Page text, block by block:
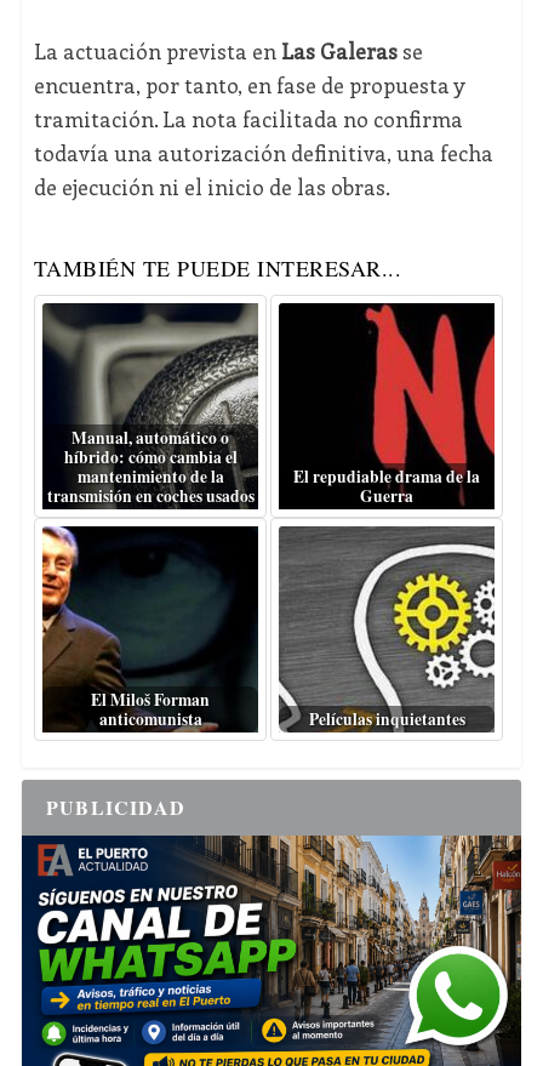
La actuación prevista en Las Galerasse
encuentra, por tanto, en fase de propuesta y
tramitación. La nota facilitada no confirma
todavía una autorización definitiva, una fecha
de ejecución ni el inicio de las obras.
TAMBIÉN TE PUEDE INTERESAR...
Manual, automático o
híbrido: cómo cambia el
mantenimiento de la
transmisión en coches usados
El repudiable drama de la
Guerra
El Miloš Forman
anticomunista
Películas inquietantes
PUBLICIDAD